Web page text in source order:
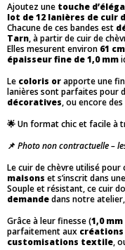
Ajoutez une touche
lot de 12 lanières de cuir
Chacune de ces bandes est
Tarn, à partir de cuir de
Elles mesurent environ 61
épaisseur fine de 1,0 mm
Le coloris orapporte une
lanières sont parfaites pour
décoratives, ou encore des
🌟 Un format chic et facile à
📌 Photo non contractuelle –
Le cuir de chèvre utilisé
maisons et s’inscrit dans
Souple et résistant, ce cuir
demandedans notre
Grâce à leur finesse (1,0
parfaitement aux créations
customisations textile,